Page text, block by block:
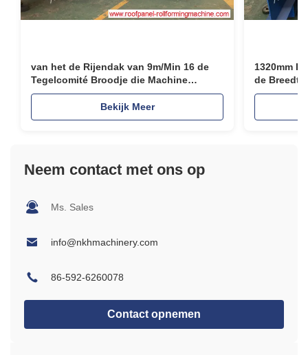
een economische prijs en van een zeer niveau van
serviceafdeling u graag tijdig en behulpzaam helpen om u
snel weer op gang te brengen.
van het de Rijendak van 9m/Min 16 de
Tegelcomité Broodje die Machine
vormen
Bekijk Meer
1320mm
de
Vroeger
Neem contact met ons op
Ms. Sales
info@nkhmachinery.com
86-592-6260078
Contact opnemen